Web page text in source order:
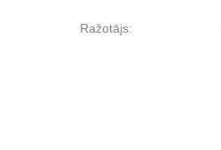
Ražotājs: